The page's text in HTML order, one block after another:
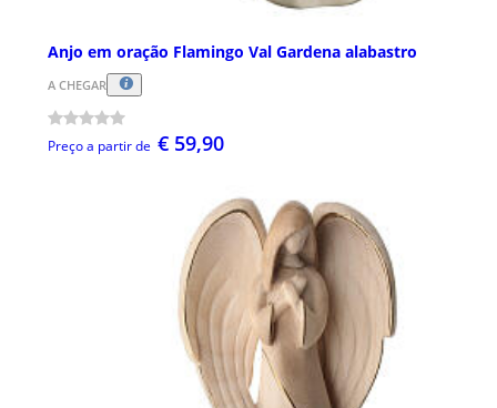
Anjo em oração Flamingo Val Gardena alabastro
A CHEGAR
Preço a partir de € 59,90